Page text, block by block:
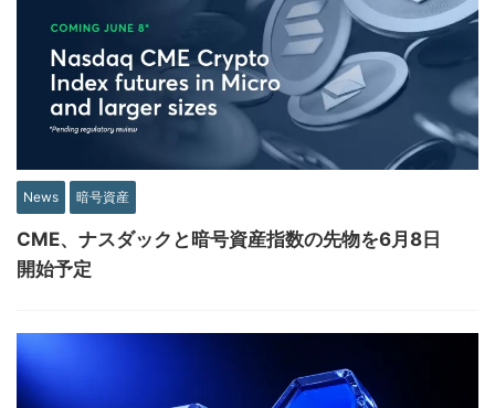
News 暗号資産
CME、ナスダックと暗号資産指数の先物を6月8日
開始予定